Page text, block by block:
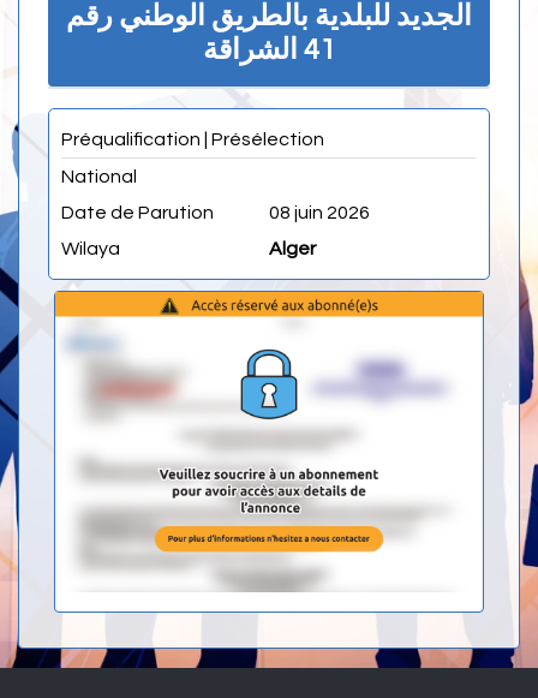
الجديد للبلدية بالطريق الوطني رقم
41 الشراقة
Préqualification | Présélection
National
Date de Parution
08 juin 2026
Wilaya
Alger